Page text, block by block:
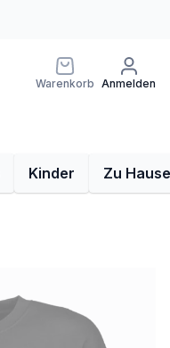
Warenkorb Anmelden
Kinder Zu Hause